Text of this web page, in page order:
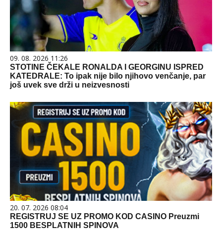
09. 08. 2026 11:26
STOTINE ČEKALE RONALDA I GEORGINU ISPRED
KATEDRALE: To ipak nije bilo njihovo venčanje, par
još uvek sve drži u neizvesnosti
20. 07. 2026 08:04
REGISTRUJ SE UZ PROMO KOD CASINO Preuzmi
1500 BESPLATNIH SPINOVA